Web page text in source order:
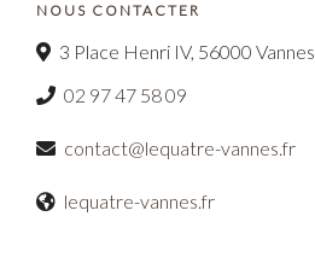
NOUS CONTACTER
3 Place Henri IV, 56000 Vannes
02 97 47 58 09
contact@lequatre-vannes.fr
lequatre-vannes.fr